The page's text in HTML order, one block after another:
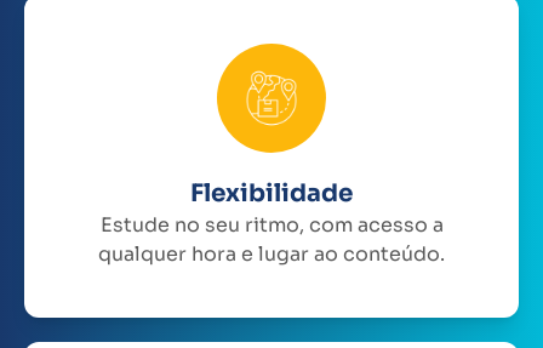
Flexibilidade
Estude no seu ritmo, com acesso a
qualquer hora e lugar ao conteúdo.